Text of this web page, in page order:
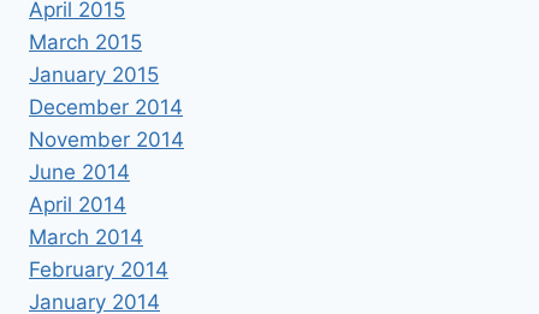
April 2015
March 2015
January 2015
December 2014
November 2014
June 2014
April 2014
March 2014
February 2014
January 2014